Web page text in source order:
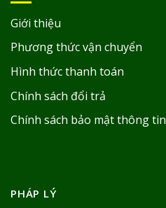
Giới thiệu
Phương thức vận chuyển
Hình thức thanh toán
Chính sách đổi trả
Chính sách bảo mật thông tin
PHÁP LÝ